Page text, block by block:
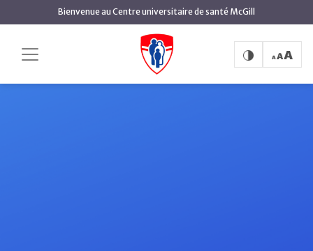
Aller
au
contenu
principal
Bienvenue au Centre universitaire de santé McGill